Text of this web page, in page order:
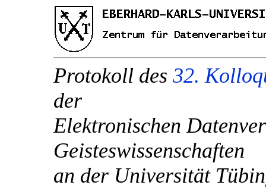
Protokoll des 32.
der
Elektronischen
Geisteswissenschaften
an der Universität